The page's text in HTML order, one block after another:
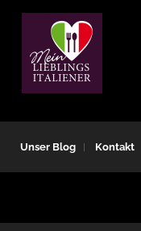
Unser Blog Kontakt